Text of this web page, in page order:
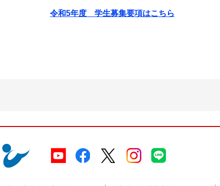
令和5年度 学生募集要項はこちら